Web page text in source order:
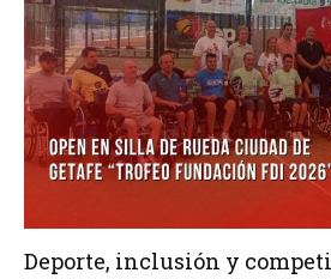
Deporte, inclusión y